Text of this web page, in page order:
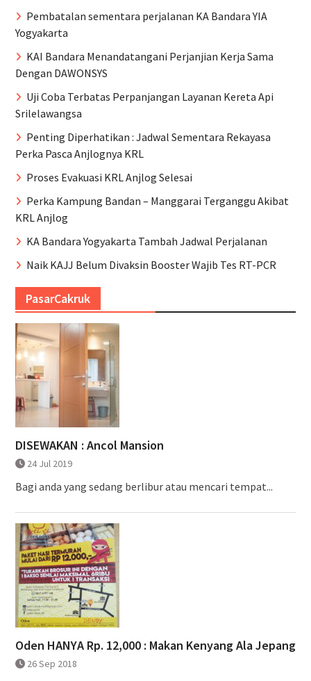
Pembatalan sementara perjalanan KA Bandara YIA
Yogyakarta
KAI Bandara Menandatangani Perjanjian Kerja Sama
Dengan DAWONSYS
Uji Coba Terbatas Perpanjangan Layanan Kereta Api
Srilelawangsa
Penting Diperhatikan : Jadwal Sementara Rekayasa
Perka Pasca Anjlognya KRL
Proses Evakuasi KRL Anjlog Selesai
Perka Kampung Bandan – Manggarai Terganggu Akibat
KRL Anjlog
KA Bandara Yogyakarta Tambah Jadwal Perjalanan
Naik KAJJ Belum Divaksin Booster Wajib Tes RT-PCR
PasarCakruk
DISEWAKAN : Ancol Mansion
24 Jul 2019
Bagi anda yang sedang berlibur atau mencari tempat...
Oden HANYA Rp. 12,000 : Makan Kenyang Ala Jepang
26 Sep 2018